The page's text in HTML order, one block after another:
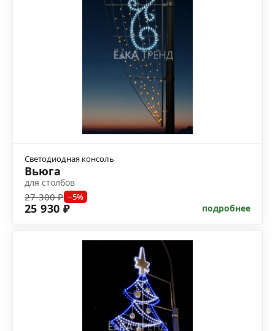
Светодиодная консоль
Вьюга
для столбов
27 300 ₽ −5%
25 930 ₽ подробнее